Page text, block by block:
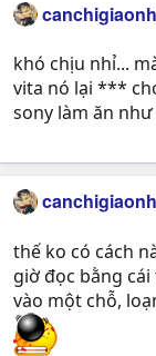
khó chịu nhỉ...
vita nó lại ***
sony làm ăn
thế ko có cách
giờ đọc bằng
vào một chỗ,